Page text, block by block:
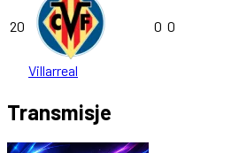
20
Villarreal
0 0
Transmisje